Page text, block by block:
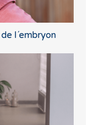
l´embryon